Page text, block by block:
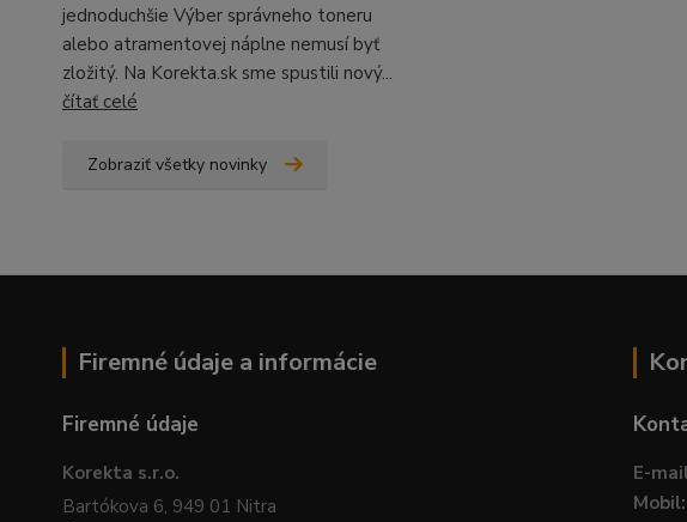
jednoduchšie Výber správneho toneru
alebo atramentovej náplne nemusí byť
zložitý. Na Korekta.sk sme spustili nový...
čítať celé
Zobraziť všetky novinky
Firemné údaje a informácie
Firemné údaje
Korekta s.r.o.
Bartókova 6, 949 01 Nitra
E-
Mobil: